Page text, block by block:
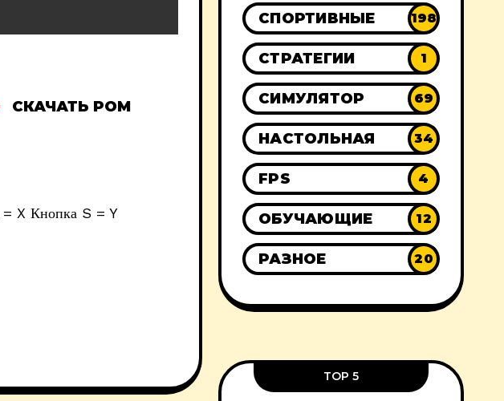
СКАЧАТЬ РОМ
X Кнопка S = Y
СПОРТИВНЫЕ 198
СТРАТЕГИИ 1
СИМУЛЯТОР 69
НАСТОЛЬНАЯ 34
FPS 4
ОБУЧАЮЩИЕ 12
РАЗНОЕ 20
TOP 5